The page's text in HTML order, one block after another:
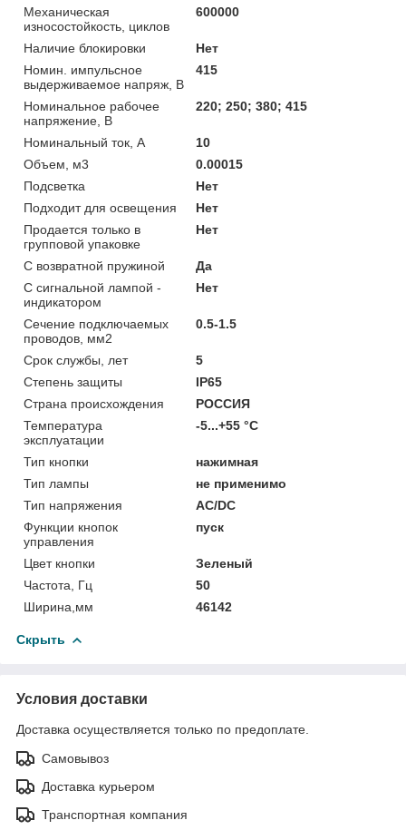
Механическая
износостойкость, циклов
600000
Наличие блокировки
Нет
Номин. импульсное
выдерживаемое напряж, В
415
Номинальное рабочее
напряжение, В
220; 250; 380; 415
Номинальный ток, А
10
Объем, м3
0.00015
Подсветка
Нет
Подходит для освещения
Нет
Продается только в
групповой упаковке
Нет
С возвратной пружиной
Да
С сигнальной лампой -
индикатором
Нет
Сечение подключаемых
проводов, мм2
0.5-1.5
Срок службы, лет
5
Степень защиты
IP65
Страна происхождения
РОССИЯ
Температура
эксплуатации
-5...+55 °C
Тип кнопки
нажимная
Тип лампы
не применимо
Тип напряжения
AC/DC
Функции кнопок
управления
пуск
Цвет кнопки
Зеленый
Частота, Гц
50
Ширина,мм
46142
Скрыть
Условия доставки
Доставка осуществляется только по предоплате.
Самовывоз
Доставка курьером
Транспортная компания